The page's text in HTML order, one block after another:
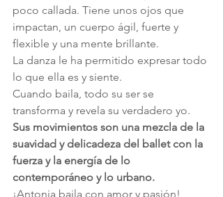
poco callada. Tiene unos ojos que
impactan, un cuerpo ágil, fuerte y
flexible y una mente brillante.
La danza le ha permitido expresar todo
lo que ella es y siente.
Cuando baila, todo su ser se
transforma y revela su verdadero yo.
Sus movimientos son una mezcla de la
suavidad y delicadeza del ballet con la
fuerza y la energía de lo
contemporáneo y lo urbano.
¡Antonia baila con amor y pasión!